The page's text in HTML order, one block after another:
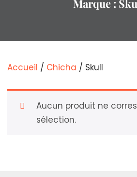
Marque :
Accueil / Chicha / Skull
Aucun produit ne
sélection.